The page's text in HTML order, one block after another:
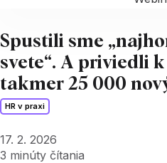
Spustili sme
svete“. A priviedli
takmer 25 000
HR v praxi
17. 2. 2026
3 minúty čítania